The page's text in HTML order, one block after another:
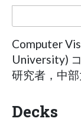
Computer
University)
研究者，中
Decks